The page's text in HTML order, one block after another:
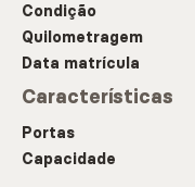
Condição
Quilometragem
Data matrícula
Características
Portas
Capacidade